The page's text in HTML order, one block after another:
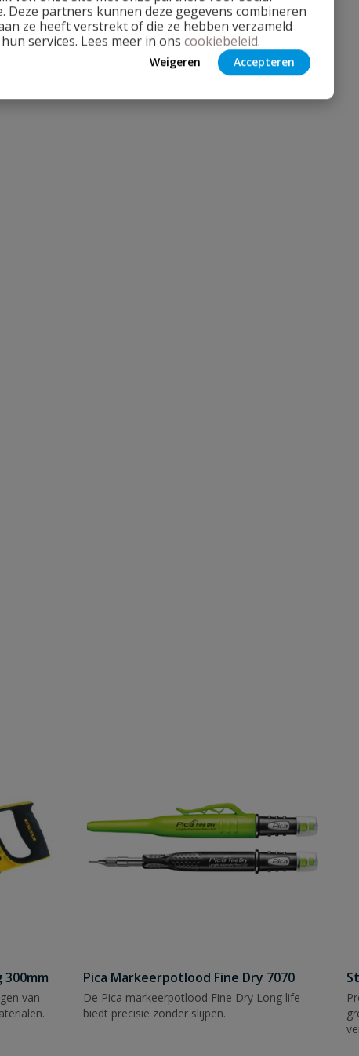
Deze partners kunnen deze gegevens combineren
ze heeft verstrekt of die ze hebben verzameld
services. Lees meer in ons cookiebeleid.
Weigeren Accepteren
300mm
van
Pica Markeerpotlood Fine Dry 7070
De Pica markeerpotlood Fine Dry Long life
biedt precisie zonder slijpen.